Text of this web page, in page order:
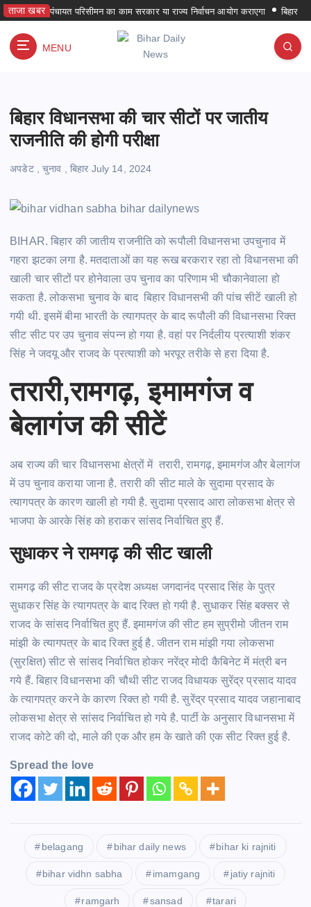
S
k
ताजा खबरपंचायत परिसीमन का काम सरकार या राज्य निर्वाचन आयोग कराएगा बिहार में पहली
MENU
बिहार विधानसभा की चार सीटों पर जातीय
राजनीति की होगी परीक्षा
अपडेट,चुनाव , बिहार July 14, 2024
BIHAR. बिहार की जातीय राजनीति को रूपौली विधानसभा उपचुनाव में
गहरा झटका लगा है. मतदाताओं का यह रूख बरकरार रहा तो विधानसभा की
खाली चार सीटों पर होनेवाला उप चुनाव का परिणाम भी चौकानेवाला हो
सकता है. लोकसभा चुनाव के बाद बिहार विधानसभी की पांच सीटें खाली हो
गयी थी. इसमें बीमा भारती के त्यागपत्र के बाद रूपौली की विधानसभा रिक्त
सीट सीट पर उप चुनाव संपन्न हो गया है. वहां पर निर्दलीय प्रत्याशी शंकर
सिंह ने जदयू और राजद के प्रत्याशी को भरपूर तरीके से हरा दिया है.
तरारी,रामगढ़, इमामगंज व
बेलागंज की सीटें
अब राज्य की चार विधानसभा क्षेत्रों में तरारी, रामगढ़, इमामगंज और बेलागंज
में उप चुनाव कराया जाना है. तरारी की सीट माले के सुदामा प्रसाद के
त्यागपत्र के कारण खाली हो गयी है. सुदामा प्रसाद आरा लोकसभा क्षेत्र से
भाजपा के आरके सिंह को हराकर सांसद निर्वाचित हुए हैं.
सुधाकर ने रामगढ़ की सीट खाली
रामगढ़ की सीट राजद के प्रदेश अध्यक्ष जगदानंद प्रसाद सिंह के पुत्र
सुधाकर सिंह के त्यागपत्र के बाद रिक्त हो गयी है. सुधाकर सिंह बक्सर से
राजद के सांसद निर्वाचित हुए हैं. इमामगंज की सीट हम सुप्रीमो जीतन राम
मांझी के त्यागपत्र के बाद रिक्त हुई है. जीतन राम मांझी गया लोकसभा
(सुरक्षित) सीट से सांसद निर्वाचित होकर नरेंद्र मोदी कैबिनेट में मंत्री बन
गये हैं. बिहार विधानसभा की चौथी सीट राजद विधायक सुरेंद्र प्रसाद यादव
के त्यागपत्र करने के कारण रिक्त हो गयी है. सुरेंद्र प्रसाद यादव जहानाबाद
लोकसभा क्षेत्र से सांसद निर्वाचित हो गये है. पार्टी के अनुसार विधानसभा में
राजद कोटे की दो, माले की एक और हम के खाते की एक सीट रिक्त हुई है.
Spread the love
belagang bihar daily news bihar ki rajniti
bihar vidhn sabha imamgang jatiy rajniti
ramgarh sansad tarari